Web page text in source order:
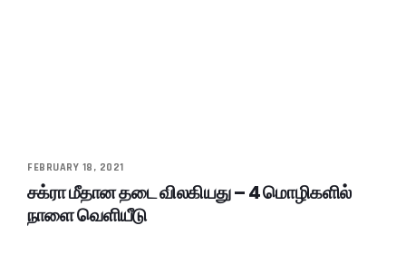
FEBRUARY 18, 2021
சக்ரா மீதான தடை விலகியது – 4 மொழிகளில்
நாளை வெளியீடு